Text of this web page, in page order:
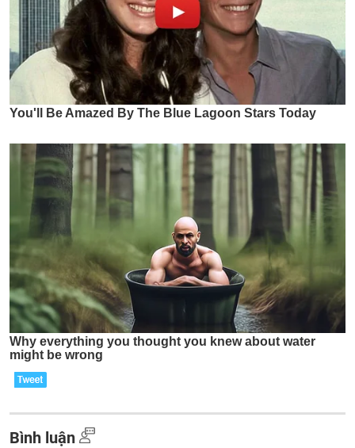
Bình luận